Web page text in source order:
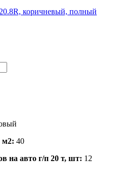
коричневый, полный
м2: 40
на авто г/п 20 т, шт: 12